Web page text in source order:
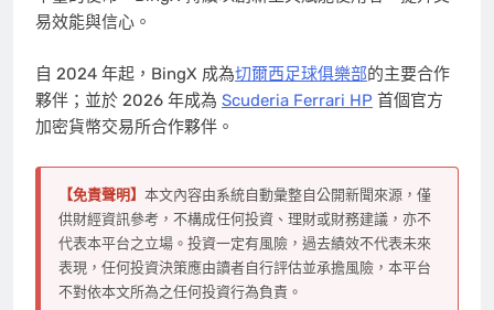
易效能與信心。
自 2024 年起，BingX 成為切爾西足球俱樂部的主要合作
夥伴；並於 2026 年成為 Scuderia Ferrari HP 首個官方
加密貨幣交易所合作夥伴。
【免責聲明】 本文內容由系統自動彙整自公開新聞來源，僅
供財經資訊參考，不構成任何投資、理財或財務建議，亦不
代表本平台之立場。投資一定有風險，過去績效不代表未來
表現，任何投資決策應由讀者自行評估並承擔風險，本平台
不對依本文所為之任何投資行為負責。